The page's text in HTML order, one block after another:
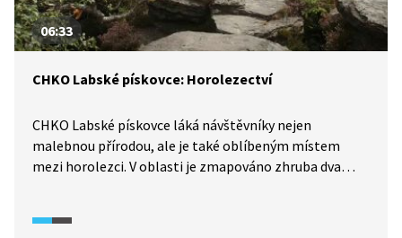
06:33
CHKO Labské pískovce: Horolezectví
CHKO Labské pískovce láká návštěvníky nejen
malebnou přírodou, ale je také oblíbeným místem
mezi horolezci. V oblasti je zmapováno zhruba dva
abychom se dozvěděli více o historii tohoto fenoménu.